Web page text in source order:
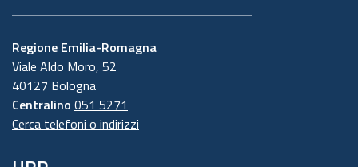
Regione Emilia-Romagna
Viale Aldo Moro, 52
40127 Bologna
Centralino 051 5271
Cerca telefoni o indirizzi